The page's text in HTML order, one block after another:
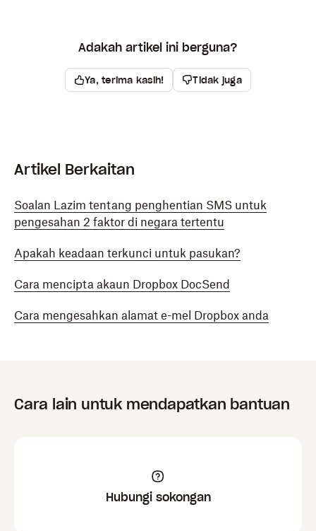
Adakah artikel ini berguna?
Ya, terima kasih! Tidak juga
Artikel Berkaitan
Soalan Lazim tentang penghentian SMS untuk
pengesahan 2 faktor di negara tertentu
Apakah keadaan terkunci untuk pasukan?
Cara mencipta akaun Dropbox DocSend
Cara mengesahkan alamat e-mel Dropbox anda
Cara lain untuk mendapatkan bantuan
Hubungi sokongan